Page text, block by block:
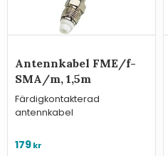
Antennkabel FME/f-
SMA/m, 1,5m
Färdigkontakterad
antennkabel
179kr